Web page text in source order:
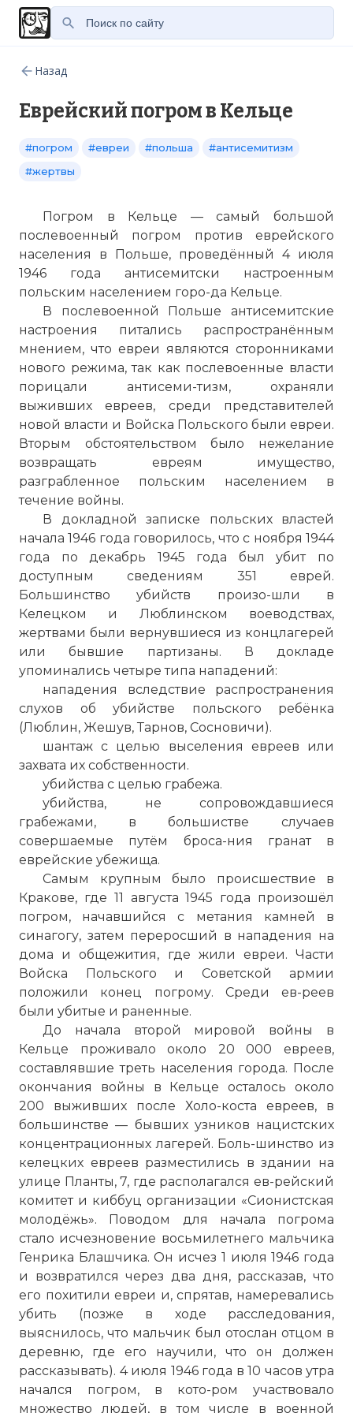
Назад
Еврейский погром в Кельце
#погром #евреи #польша
#антисемитизм
#жертвы
Погром в Кельце — самый большой
послевоенный погром против еврейского
населения в Польше, проведённый 4 июля
1946 года антисемитски настроенным
польским населением горо-да Кельце.
В послевоенной Польше антисемитские
настроения питались распространённым
мнением, что евреи являются сторонниками
нового режима, так как послевоенные власти
порицали антисеми-тизм, охраняли
выживших евреев, среди представителей
новой власти и Войска Польского были евреи.
Вторым обстоятельством было нежелание
возвращать евреям имущество,
разграбленное польским населением в
течение войны.
В докладной записке польских властей
начала 1946 года говорилось, что с ноября 1944
года по декабрь 1945 года был убит по
доступным сведениям 351 еврей.
Большинство убийств произо-шли в
Келецком и Люблинском воеводствах,
жертвами были вернувшиеся из концлагерей
или бывшие партизаны. В докладе
упоминались четыре типа нападений:
нападения вследствие распространения
слухов об убийстве польского ребёнка
(Люблин, Жешув, Тарнов, Сосновичи).
шантаж с целью выселения евреев или
захвата их собственности.
убийства с целью грабежа.
убийства, не сопровождавшиеся
грабежами, в большистве случаев
совершаемые путём броса-ния гранат в
еврейские убежища.
Самым крупным было происшествие в
Кракове, где 11 августа 1945 года произошёл
погром, начавшийся с метания камней в
синагогу, затем переросший в нападения на
дома и общежития, где жили евреи. Части
Войска Польского и Советской армии
положили конец погрому. Среди ев-реев
были убитые и раненные.
До начала второй мировой войны в
Кельце проживало около 20 000 евреев,
составлявшие треть населения города. После
окончания войны в Кельце осталось около
200 выживших после Холо-коста евреев, в
большинстве — бывших узников нацистских
концентрационных лагерей. Боль-шинство из
келецких евреев разместились в здании на
улице Планты, 7, где располагался ев-рейский
комитет и киббуц организации «Сионистская
молодёжь». Поводом для начала погрома
стало исчезновение восьмилетнего мальчика
Генрика Блашчика. Он исчез 1 июля 1946 года
и возвратился через два дня, рассказав, что
его похитили евреи и, спрятав, намеревались
убить (позже в ходе расследования,
выяснилось, что мальчик был отослан отцом в
деревню, где его научили, что он должен
рассказывать). 4 июля 1946 года в 10 часов утра
начался погром, в кото-ром участвовало
множество людей, в том числе в военной